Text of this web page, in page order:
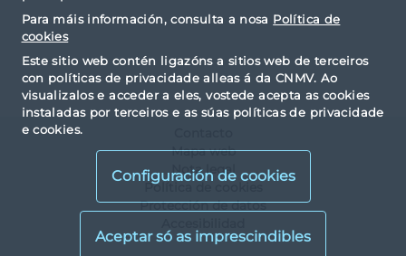
Para máis información, consulta a nosa Política de
cookies
Este sitio web contén ligazóns a sitios web de terceiros
con políticas de privacidade alleas á da CNMV. Ao
visualizalos e acceder a eles, vostede acepta as cookies
instaladas por terceiros e as súas políticas de privacidade
e cookies.
Configuración de cookies
Mapa web
Nota legal
Política de cookies
Protección de datos